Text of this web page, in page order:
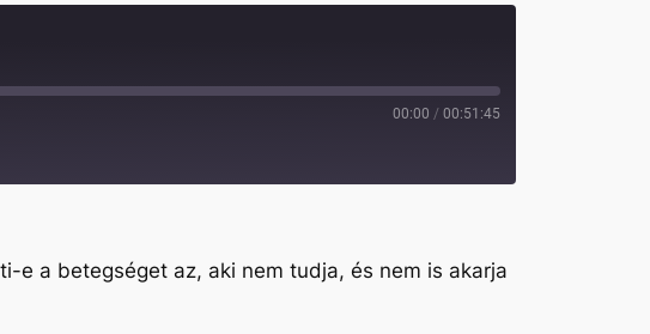
00:00 / 00:51:45
e a betegséget az, aki nem tudja, és nem is akarja